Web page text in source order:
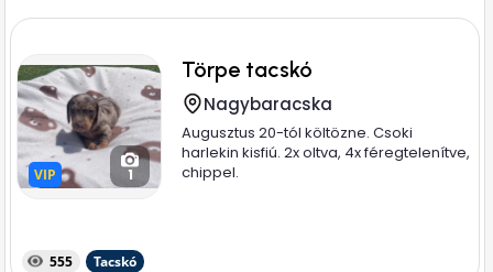
VIP
VIP 1
Törpe tacskó
Nagybaracska
Augusztus 20-tól költözne. Csoki
harlekin kisfiú. 2x oltva, 4x féregtelenítve,
chippel.
555 Tacskó